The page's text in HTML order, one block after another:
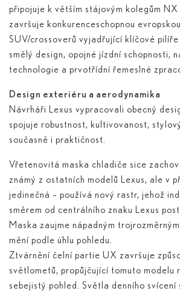
připojuje k větším stájovým kolegům NX
završuje konkurenceschopnou
SUV/crossoverů vyjadřující klíčové pilíře
smělý design, opojné jízdní schopnosti,
technologie a prvotřídní řemeslné
Design exteriéru a aerodynamika
Návrháři Lexus vypracovali obecný
spojuje robustnost, kultivovanost,
současně i praktičnost.
Vřetenovitá maska chladiče sice
známý z ostatních modelů Lexus, ale v
jedinečná – používá nový rastr, jehož
směrem od centrálního znaku Lexus
Maska zaujme nápadným
mění podle úhlu pohledu.
Ztvárnění čelní partie UX završuje
světlometů, propůjčující tomuto modelu
sebejistý pohled. Světla denního svícení